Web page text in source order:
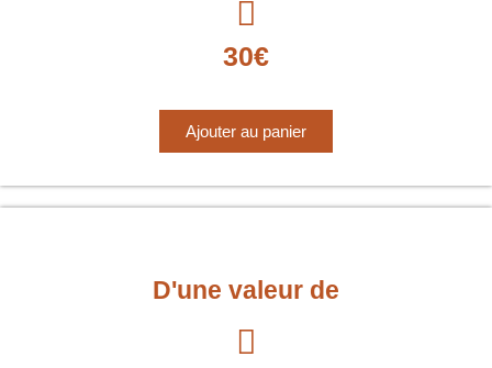
30€
Ajouter au panier
D'une valeur de